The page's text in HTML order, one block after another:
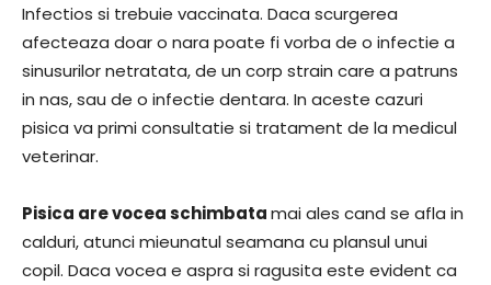
Infectios si trebuie vaccinata. Daca scurgerea
afecteaza doar o nara poate fi vorba de o infectie a
sinusurilor netratata, de un corp strain care a patruns
in nas, sau de o infectie dentara. In aceste cazuri
pisica va primi consultatie si tratament de la medicul
veterinar.
Pisica are vocea schimbatamai ales cand se afla in
calduri, atunci mieunatul seamana cu plansul unui
copil. Daca vocea e aspra si ragusita este evident ca